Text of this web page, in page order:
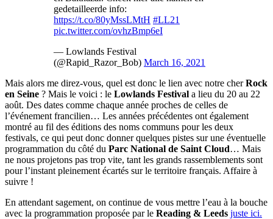
gedetailleerde info:
https://t.co/80yMssLMtH #LL21
pic.twitter.com/ovhzBmp6eI
— Lowlands Festival
(@Rapid_Razor_Bob) March 16, 2021
Mais alors me direz-vous, quel est donc le lien avec notre cherRock
en Seine ? Mais le voici : le Lowlands Festival a lieu du 20 au 22
août. Des dates comme chaque année proches de celles de
l’événement francilien… Les années précédentes ont également
montré au fil des éditions des noms communs pour les deux
festivals, ce qui peut donc donner quelques pistes sur une éventuelle
programmation du côté du Parc National de Saint Cloud… Mais
ne nous projetons pas trop vite, tant les grands rassemblements sont
pour l’instant pleinement écartés sur le territoire français. Affaire à
suivre !
En attendant sagement, on continue de vous mettre l’eau à la bouche
avec la programmation proposée par le Reading & Leeds juste ici.